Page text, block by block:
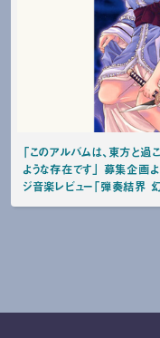
「このアルバムは、東方と過
ような存在です」 募集企画
ジ音楽レビュー「弾奏結